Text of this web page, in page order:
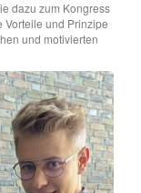
dazu zum Kongress
Vorteile und Prinzipe
und motivierten